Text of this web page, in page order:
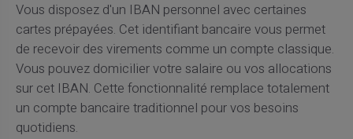
Vous disposez d'un IBAN personnel avec certaines
cartes prépayées. Cet identifiant bancaire vous permet
de recevoir des virements comme un compte classique.
Vous pouvez domicilier votre salaire ou vos allocations
sur cet IBAN. Cette fonctionnalité remplace totalement
un compte bancaire traditionnel pour vos besoins
quotidiens.